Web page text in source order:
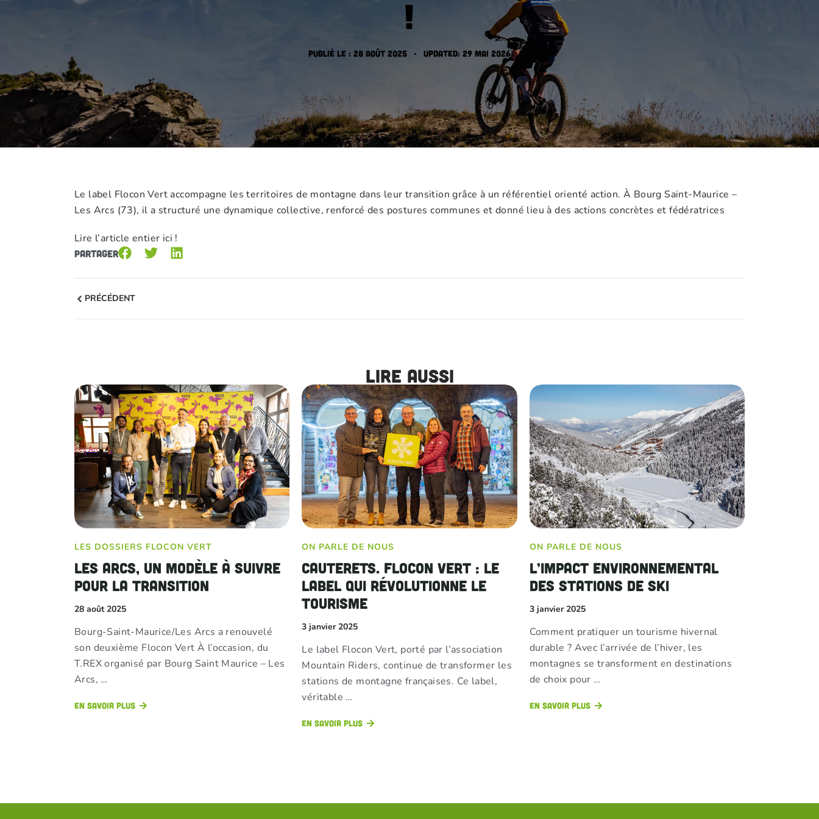
!
Publié le : 28 août 2025 Updated: 29 mai 2026
Le label Flocon Vert accompagne les territoires de montagne dans leur transition grâce à un référentiel orienté action. À Bourg Saint-Maurice –
Les Arcs (73), il a structuré une dynamique collective, renforcé des postures communes et donné lieu à des actions concrètes et fédératrices
Lire l’article entier ici !
Partager
PRÉCÉDENT
Lire aussi
LES DOSSIERS FLOCON VERT
Les Arcs, un modèle à suivre
pour la transition
28 août 2025
Bourg-Saint-Maurice/Les Arcs a renouvelé
son deuxième Flocon Vert À l’occasion, du
T.REX organisé par Bourg Saint Maurice – Les
Arcs, …
En savoir plus
ON PARLE DE NOUS
Cauterets. Flocon Vert : le
label qui révolutionne le
tourisme
3 janvier 2025
Le label Flocon Vert, porté par l’association
Mountain Riders, continue de transformer les
stations de montagne françaises. Ce label,
véritable …
En savoir plus
ON PARLE DE NOUS
L’impact environnemental
des stations de ski
3 janvier 2025
Comment pratiquer un tourisme hivernal
durable ? Avec l’arrivée de l’hiver, les
montagnes se transforment en destinations
de choix pour …
En savoir plus